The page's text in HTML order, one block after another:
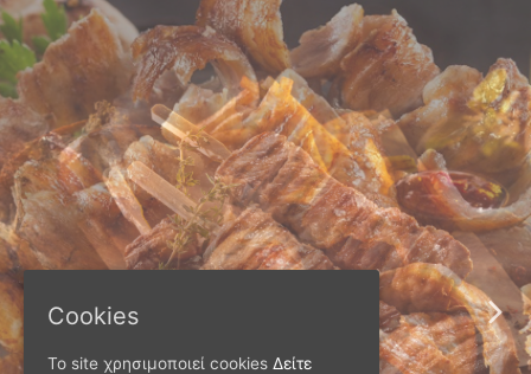
ΠΑΝΩ ΑΠΟ 40 ΧΡΟΝΙΑ
Παράγουμε προϊόντα
Cookies
Το site χρησιμοποιεί cookies Δείτε